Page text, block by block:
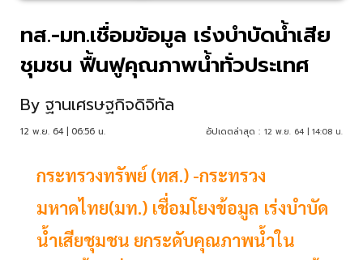
ทส.-มท.เชื่อมข้อมูล เร่งบำบัดน้ำเสีย
ชุมชน ฟื้นฟูคุณภาพน้ำทั่วประเทศ
By ฐานเศรษฐกิจดิจิทัล
12 พ.ย. 64 | 06:56 น. อัปเดตล่าสุด : 12 พ.ย. 64 | 14:08 น.
กระทรวงทรัพย์ (ทส.) -กระทรวง
มหาดไทย(มท.) เชื่อมโยงข้อมูล เร่งบำบัด
น้ำเสียชุมชน ยกระดับคุณภาพน้ำใน